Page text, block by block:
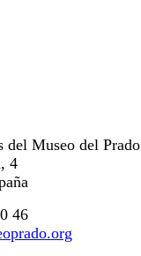
del Museo del Prado
4
46